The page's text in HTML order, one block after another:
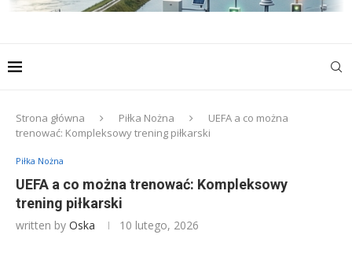
Strona główna Piłka Nożna
UEFA a co można
trenować: Kompleksowy trening piłkarski
Piłka Nożna
UEFA a co można trenować: Kompleksowy
trening piłkarski
written by Oska 10 lutego, 2026